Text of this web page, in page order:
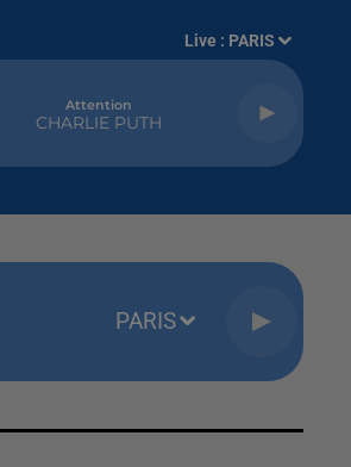
Live : PARIS
Attention
CHARLIE PUTH
PARIS